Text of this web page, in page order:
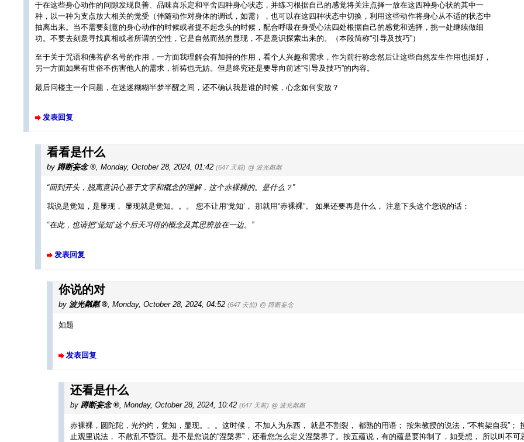
于在这些身心动作的间隙发现良善、品味喜乐定和平舍四种身心状态，并练习根据自己的感觉将关注点择一放在这四种身心状的其中一
种，以一种为支点放大相关的觉受（伴随动作对身体的调试，如需），也可以在这四种状态中切换，利用这些动作将身心从不适的状态中
抽离出来。当不需要刻意的身心动作的时候或者提不起念头的时候，配合呼吸在身受心法四处根据自己的感觉和选择，挑一处继续做细
功。不要去刻意寻找真相或者所谓的空性，它是自然而然的显现，不是意识探索出来的。（本段简称“引导及技巧”）
至于关于咒语和佛菩萨名号的作用，一方面我理解会有加持的作用，看个人兴趣和需求，作为前行称念然后让这些自然发生作用也挺好，
另一方面如果有世俗不伤害他人的需求，祈祷也无妨。但是终究还是要导向前述“引导及技巧”的内容。
最后问楼主一个问题，在迷迷糊糊半梦半醒之间，还不确认我是谁的时候，心念如何安放？
发表回复
看看是什么
by 蹲断妄念 Monday, October 28, 2024, 01:42 (647 天前) @ 波光粼粼
“回到开头，脱离意识心基于文字和概念的理解，这个赤裸裸的。是什么？”
我说是觉知，是显现， 显现就是觉知。。。 您不让用‘觉知’， 那就用“赤裸裸”。 如果还要再是什么， 注意下头这个您说的话：
“在此，也请把“觉知”这个后天习得的概念及其思辨放在一边。”
发表回复
你说的对
by 波光粼粼 , Monday, October 28, 2024, 04:52 (647 天前) @ 蹲断妄念
如题
发表回复
还看是什么
by 蹲断妄念 Monday, October 28, 2024, 10:42 (647 天前) @ 波光粼粼
赤裸裸，圆陀陀，光灼灼，觉知，显现。。。这时候， 不加人为东西， 就是不割裂， 都熟的用语； 按朱教授的说法，“不构架自我”；
止观里说法， 不散乱不昏沉。是不是您说的“涅槃界”，还看您怎么定义涅槃界了。按五蕴说，有的蕴是要抑制了，如受想， 所以叫不可